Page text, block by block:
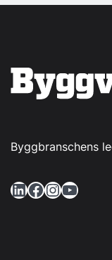
Byggbranschens
LinkedIn Facebook InstagramYouTube